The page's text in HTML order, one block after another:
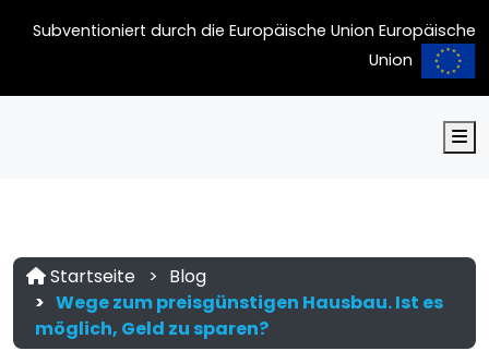
Subventioniert durch die Europäische Union Europäische
Union
Startseite
Blog
Wege zum preisgünstigen Hausbau. Ist es
möglich, Geld zu sparen?